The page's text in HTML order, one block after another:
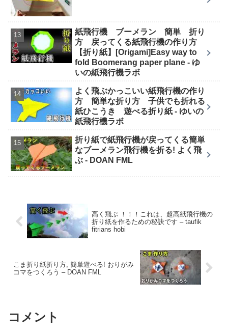
紙飛行機 ブーメラン 簡単 折り
方 戻ってくる紙飛行機の作り方
【折り紙】[Origami]Easy way to
fold Boomerang paper plane - ゆ
いの紙飛行機ラボ
よく飛ぶかっこいい紙飛行機の作り
方 簡単な折り方 子供でも折れる
紙ひこうき 遊べる折り紙 - ゆいの
紙飛行機ラボ
折り紙で紙飛行機が戻ってくる簡単
なブーメラン飛行機を折る! よく飛
ぶ - DOAN FML
高く飛ぶ ！！！これは、超高紙飛行機の
折り紙を作るための秘訣です – taufik
fitrians hobi
こま折り紙折り方, 簡単遊べる! おりがみ
コマをつくろう – DOAN FML
コメント